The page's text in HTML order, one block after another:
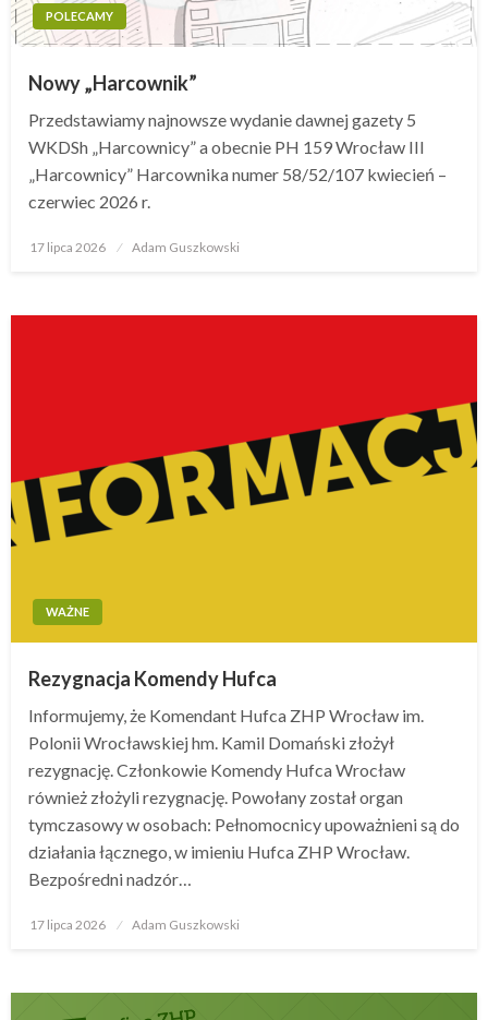
POLECAMY
Nowy „Harcownik”
Przedstawiamy najnowsze wydanie dawnej gazety 5
WKDSh „Harcownicy” a obecnie PH 159 Wrocław III
„Harcownicy” Harcownika numer 58/52/107 kwiecień –
czerwiec 2026 r.
Opublikowane
17 lipca 2026 Adam Guszkowski
WAŻNE
Rezygnacja Komendy Hufca
Informujemy, że Komendant Hufca ZHP Wrocław im.
Polonii Wrocławskiej hm. Kamil Domański złożył
rezygnację. Członkowie Komendy Hufca Wrocław
również złożyli rezygnację. Powołany został organ
tymczasowy w osobach: Pełnomocnicy upoważnieni są do
działania łącznego, w imieniu Hufca ZHP Wrocław.
Bezpośredni nadzór…
Opublikowane
17 lipca 2026 Adam Guszkowski